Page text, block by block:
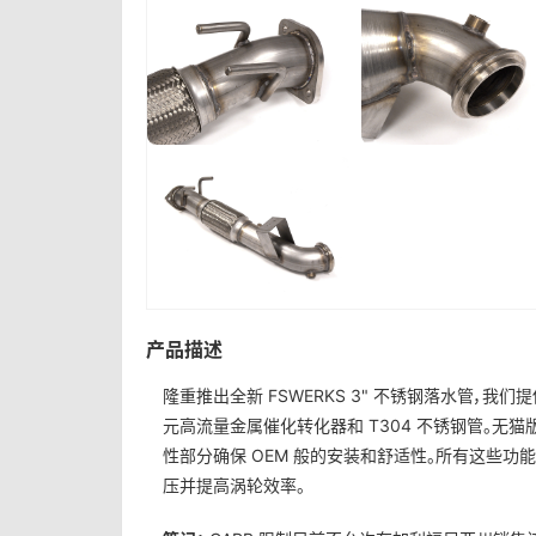
产品描述
隆重推出全新 FSWERKS 3" 不锈钢落水管，我们
元高流量金属催化转化器和 T304 不锈钢管。无猫
性部分确保 OEM 般的安装和舒适性。所有这些功
压并提高涡轮效率。